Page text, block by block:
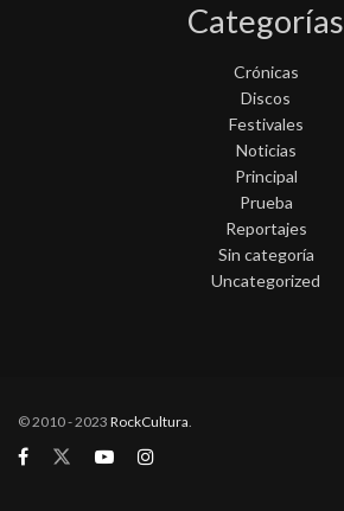
Categorías
Crónicas
Discos
Festivales
Noticias
Principal
Prueba
Reportajes
Sin categoría
Uncategorized
© 2010 - 2023 RockCultura.